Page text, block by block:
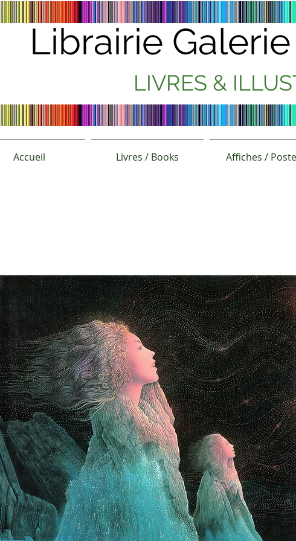
Librairie
LIVRES &
Accueil Livres / Books Affiches /